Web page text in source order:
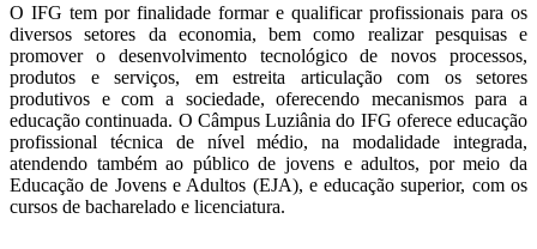
O IFG tem por finalidade formar e qualificar profissionais para os
diversos setores da economia, bem como realizar pesquisas e
promover o desenvolvimento tecnológico de novos processos,
produtos e serviços, em estreita articulação com os setores
produtivos e com a sociedade, oferecendo mecanismos para a
educação continuada. O Câmpus Luziânia do IFG oferece educação
profissional técnica de nível médio, na modalidade integrada,
atendendo também ao público de jovens e adultos, por meio da
Educação de Jovens e Adultos (EJA), e educação superior, com os
cursos de bacharelado e licenciatura.